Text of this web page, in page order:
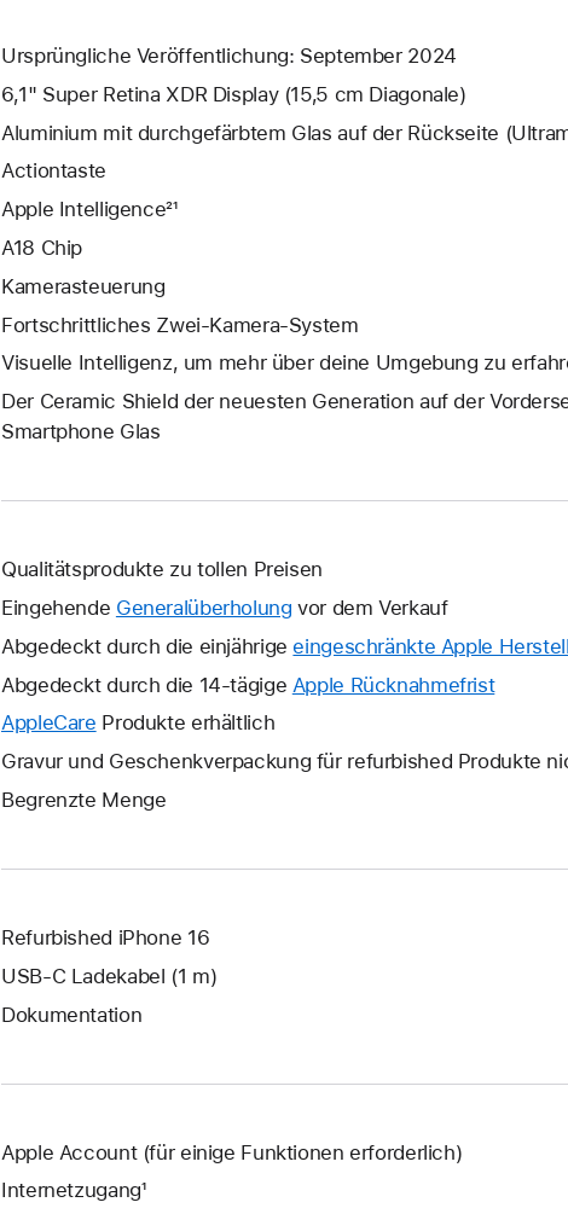
Ursprüngliche Veröffentlichung: September 2024
6,1" Super Retina XDR Display (15,5 cm Diagonale)
Aluminium mit durchgefärbtem Glas auf der Rückseite
Action­taste
Apple Intelligence²¹
A18 Chip
Kamera­steuerung
Fortschrittliches Zwei‑Kamera‑System
Visuelle Intelligenz, um mehr über deine Umgebung zu
Der Ceramic Shield der neuesten Generation auf der
Smartphone Glas
Qualitätsprodukte zu tollen Preisen
Eingehende Generalüberholung vor dem Verkauf
Abgedeckt durch die einjährige eingeschränkte Apple
Abgedeckt durch die 14-tägige Apple RücknahmefristEin
wird
AppleCare Ein
neues
wird
Produkte erhältlich
Gravur und Geschenkverpackung für refurbished Produkte
Begrenzte Menge
Refurbished iPhone 16
USB‑C Ladekabel (1 m)
Dokumentation
Apple Account (für einige Funktionen erforderlich)
Internetzugang¹